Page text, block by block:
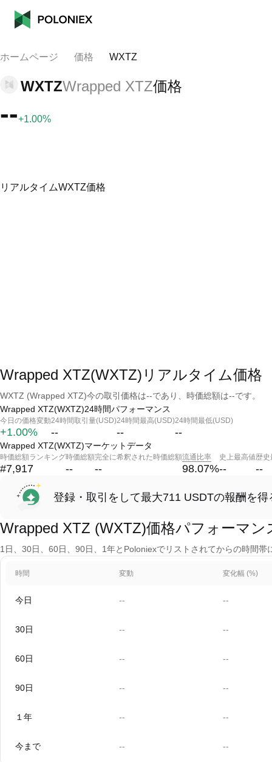
ホームページ 価格 WXTZ
WXTZWrapped XTZ価格
--+1.00%
リアルタイムWXTZ価格
Wrapped XTZ(WXTZ)リアルタイム価格
WXTZ (Wrapped XTZ)今の取引価格は--であり、時価総額は--です。
Wrapped XTZ(WXTZ)24時間パフォーマンス
今日の価格変動
+1.00%
24時間取引量(USD)
--
24時間最高(USD)
--
24時間最低(USD)
--
Wrapped XTZ(WXTZ)マーケットデータ
時価総額ランキング
#7,917
時価総額
--
完全に希釈された時価総額
--
流通比率
98.07%
史上最高値
--
歴史
--
登録・取引をして最大711 USDTの報酬を得
Wrapped XTZ (WXTZ)価格パフォーマン
1日、30日、60日、90日、1年とPoloniexでリストされてからの時間
時間 変動 変化幅 (%)
今日 -- --
30日 -- --
60日 -- --
90日 -- --
１年 -- --
今まで -- --